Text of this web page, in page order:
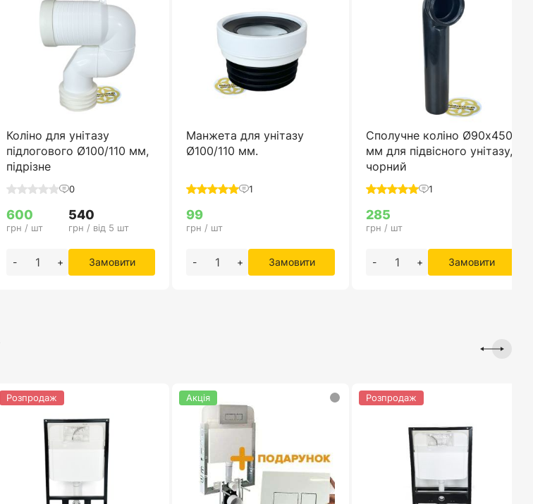
Коліно для унітазу
підлогового Ø100/110 мм,
підрізне
0
600
грн / шт
540
грн / від 5 шт
- + Замовити
Манжета для унітазу
Ø100/110 мм.
1
99
грн / шт
- + Замовити
Сполучне коліно Ø90х450
мм для підвісного унітазу,
чорний
1
285
грн / шт
- + Замовити
Розпродаж Акція Розпродаж